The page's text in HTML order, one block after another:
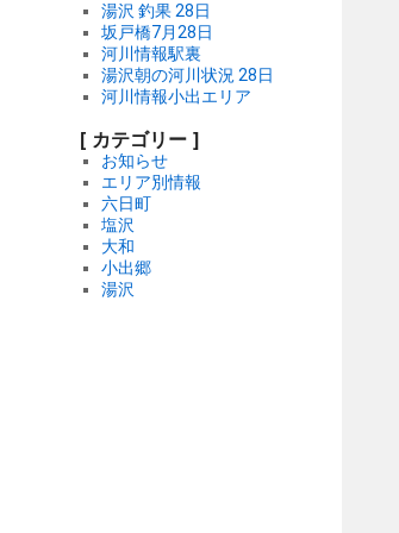
湯沢 釣果 28日
坂戸橋7月28日
河川情報駅裏
湯沢朝の河川状況 28日
河川情報小出エリア
[ カテゴリー ]
お知らせ
エリア別情報
六日町
塩沢
大和
小出郷
湯沢